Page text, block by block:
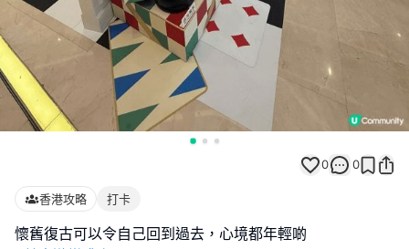
0 0
香港攻略 打卡